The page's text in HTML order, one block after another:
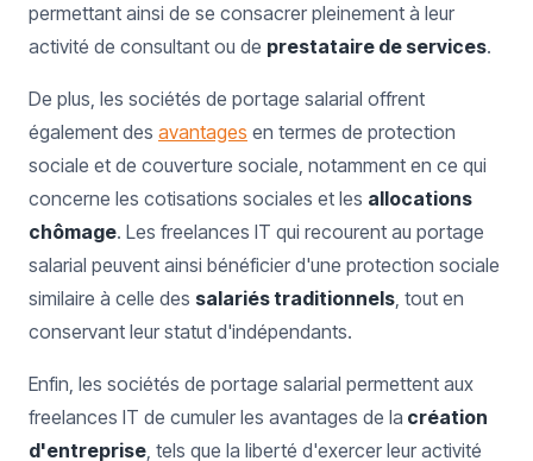
permettant ainsi de se consacrer pleinement à leur
activité de consultant ou de prestataire de services.
De plus, les sociétés de portage salarial offrent
également des avantages en termes de protection
sociale et de couverture sociale, notamment en ce qui
concerne les cotisations sociales et les allocations
chômage. Les freelances IT qui recourent au portage
salarial peuvent ainsi bénéficier d'une protection sociale
similaire à celle des salariés traditionnels, tout en
conservant leur statut d'indépendants.
Enfin, les sociétés de portage salarial permettent aux
freelances IT de cumuler les avantages de la création
d'entreprise, tels que la liberté d'exercer leur activité